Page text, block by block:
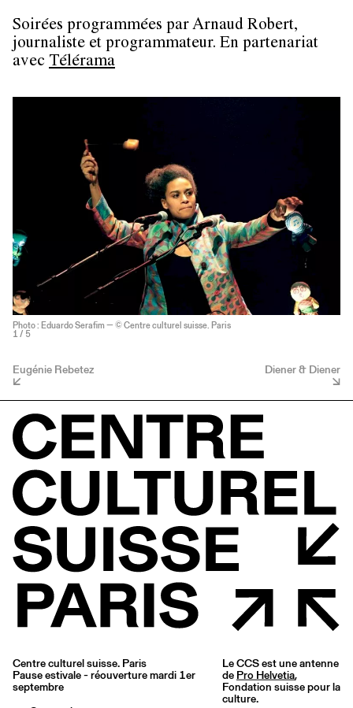
Soirées programmées parArnaud Robert,
journaliste et programmateur. En partenariat
avec Télérama
Photo : Eduardo Serafim — © Centre culturel suisse. Paris
1 / 5
Eugénie Rebetez Diener & Diener
Centre culturel suisse. Paris
Pause estivale - réouverture mardi 1er
septembre
Le CCS est une antenne
de Pro Helvetia,
Fondation suisse pour la
culture.